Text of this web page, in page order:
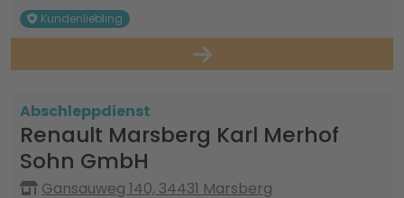
Kundenliebling
Abschleppdienst
Renault Marsberg Karl Merhof
Sohn GmbH
Gansauweg 140, 34431 Marsberg